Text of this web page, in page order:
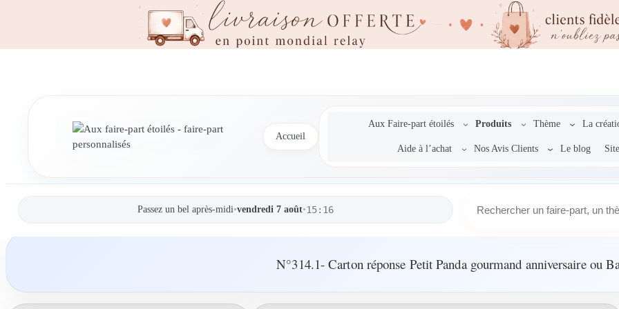
Accueil
Aux Faire-part étoilés Produits Thème La
Aide à l’achat Nos Avis Clients Le blog
Passez un bel après-midi•vendredi 7 août•15:16
r
h
N°314.1- Carton réponse Petit Panda gourmand anniversaire ou